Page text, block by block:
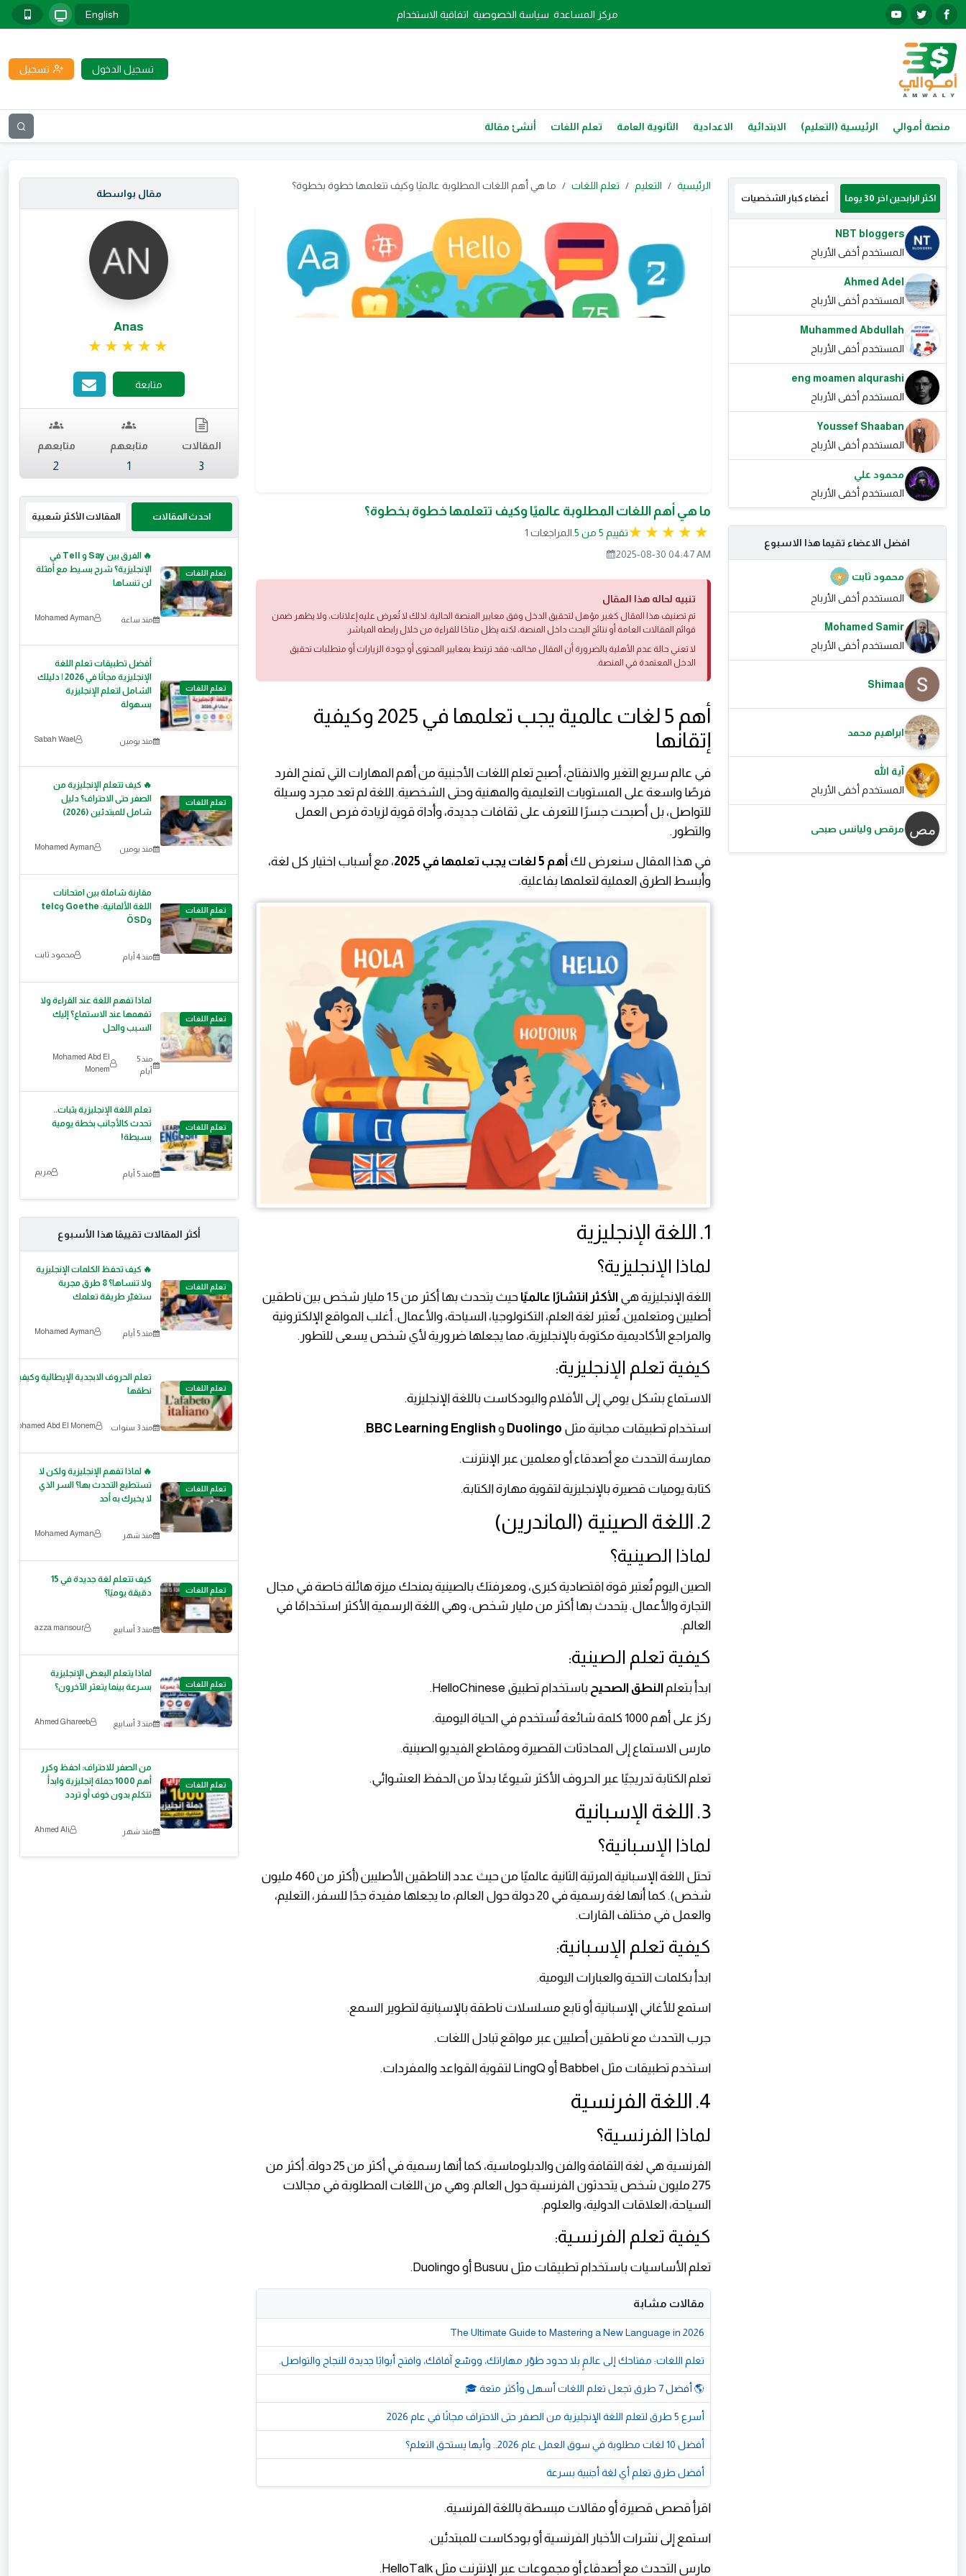
مركز المساعدة سياسة الخصوصية اتفاقية الاستخدام English
تسجيل الدخول تسجيل
منصة أموالي الرئيسية (التعليم) الابتدائية الاعدادية الثانوية العامة تعلم اللغات أنشئ مقالة
اكثر الرابحين اخر 30 يوما أعضاء كبار الشخصيات
NBT bloggers
المستخدم أخفى الأرباح
Ahmed Adel
المستخدم أخفى الأرباح
Muhammed Abdullah
المستخدم أخفى الأرباح
eng moamen alqurashi
المستخدم أخفى الأرباح
Youssef Shaaban
المستخدم أخفى الأرباح
محمود علي
المستخدم أخفى الأرباح
افضل الاعضاء تقيما هذا الاسبوع
محمود ثابت
المستخدم أخفى الأرباح
Mohamed Samir
المستخدم أخفى الأرباح
Shimaa
ابراهيم محمد
آية الله
المستخدم أخفى الأرباح
مرقص وليانس صبحى
الرئيسية التعليم تعلم اللغات ما هي أهم اللغات المطلوبة عالميًا وكيف تتعلمها خطوة بخطوة؟
ما هي أهم اللغات المطلوبة عالميًا وكيف تتعلمها خطوة بخطوة؟
تقييم 5 من 5.
1 المراجعات
2025-08-30 04:47 AM
تنبيه لحاله هذا المقال
تم تصنيف هذا المقال كغير مؤهل لتحقيق الدخل وفق معايير المنصة الحالية. لذلك لا تُعرض عليه إعلانات، ولا يظهر ضمن
قوائم المقالات العامة أو نتائج البحث داخل المنصة، لكنه يظل متاحًا للقراءة من خلال رابطه المباشر.
لا تعني حالة عدم الأهلية بالضرورة أن المقال مخالف؛ فقد ترتبط بمعايير المحتوى أو جودة الزيارات أو متطلبات تحقيق
الدخل المعتمدة في المنصة.
أهم 5 لغات عالمية يجب تعلمها في 2025 وكيفية
إتقانها
في عالم سريع التغير والانفتاح، أصبح تعلم اللغات الأجنبية من أهم المهارات التي تمنح الفرد
فرصًا واسعة على المستويات التعليمية والمهنية وحتى الشخصية. اللغة لم تعد مجرد وسيلة
للتواصل، بل أصبحت جسرًا للتعرف على ثقافات جديدة، وأداة قوية لزيادة فرص العمل
والتطور.
في هذا المقال سنعرض لكأهم 5 لغات يجب تعلمها في 2025
، مع أسباب اختيار كل لغة،
وأبسط الطرق العملية لتعلمها بفاعلية.
1. اللغة الإنجليزية
لماذا الإنجليزية؟
اللغة الإنجليزية هيالأكثر انتشارًا عالميًا
حيث يتحدث بها أكثر من 1.5 مليار شخص بين ناطقين
أصليين ومتعلمين. تُعتبر لغة العلم، التكنولوجيا، السياحة، والأعمال. أغلب المواقع الإلكترونية
والمراجع الأكاديمية مكتوبة بالإنجليزية، مما يجعلها ضرورية لأي شخص يسعى للتطور.
كيفية تعلم الإنجليزية:
الاستماع بشكل يومي إلى الأفلام والبودكاست باللغة الإنجليزية.
استخدام تطبيقات مجانية مثل Duolingo و BBC Learning English
.
ممارسة التحدث مع أصدقاء أو معلمين عبر الإنترنت.
كتابة يوميات قصيرة بالإنجليزية لتقوية مهارة الكتابة.
2. اللغة الصينية (الماندرين)
لماذا الصينية؟
الصين اليوم تُعتبر قوة اقتصادية كبرى، ومعرفتك بالصينية يمنحك ميزة هائلة خاصة في مجال
التجارة والأعمال. يتحدث بها أكثر من مليار شخص، وهي اللغة الرسمية الأكثر استخدامًا في
العالم.
كيفية تعلم الصينية:
ابدأ بتعلمالنطق الصحيح باستخدام تطبيق HelloChinese.
ركز على أهم 1000 كلمة شائعة تُستخدم في الحياة اليومية.
مارس الاستماع إلى المحادثات القصيرة ومقاطع الفيديو الصينية.
تعلم الكتابة تدريجيًا عبر الحروف الأكثر شيوعًا بدلًا من الحفظ العشوائي.
3. اللغة الإسبانية
لماذا الإسبانية؟
تحتل اللغة الإسبانية المرتبة الثانية عالميًا من حيث عدد الناطقين الأصليين (أكثر من 460 مليون
شخص). كما أنها لغة رسمية في 20 دولة حول العالم، ما يجعلها مفيدة جدًا للسفر، التعليم،
والعمل في مختلف القارات.
كيفية تعلم الإسبانية:
ابدأ بكلمات التحية والعبارات اليومية.
استمع للأغاني الإسبانية أو تابع مسلسلات ناطقة بالإسبانية لتطوير السمع.
جرب التحدث مع ناطقين أصليين عبر مواقع تبادل اللغات.
استخدم تطبيقات مثل Babbel أو LingQ لتقوية القواعد والمفردات.
4. اللغة الفرنسية
لماذا الفرنسية؟
الفرنسية هي لغة الثقافة والفن والدبلوماسية، كما أنها رسمية في أكثر من 25 دولة. أكثر من
275 مليون شخص يتحدثون الفرنسية حول العالم. وهي من اللغات المطلوبة في مجالات
السياحة، العلاقات الدولية، والعلوم.
كيفية تعلم الفرنسية:
تعلم الأساسيات باستخدام تطبيقات مثل Busuu أو Duolingo.
مقالات مشابة
The Ultimate Guide to Mastering a New Language in 2026
تعلم اللغات: مفتاحك إلى عالمٍ بلا حدود طوّر مهاراتك، ووسّع آفاقك، وافتح أبوابًا جديدة للنجاح والتواصل.
🌎 أفضل 7 طرق تجعل تعلم اللغات أسهل وأكثر متعة 🎓
أسرع 5 طرق لتعلم اللغة الإنجليزية من الصفر حتى الاحتراف مجانًا في عام 2026
أفضل 10 لغات مطلوبة في سوق العمل عام 2026.. وأيها يستحق التعلم؟
أفضل طرق تعلم أي لغة أجنبية بسرعة
اقرأ قصص قصيرة أو مقالات مبسطة باللغة الفرنسية.
استمع إلى نشرات الأخبار الفرنسية أو بودكاست للمبتدئين.
مارس التحدث مع أصدقاء أو مجموعات عبر الإنترنت مثل HelloTalk.
مقال بواسطة
Anas
تقييم 5 من 5.
متابعة
المقالات
3
متابعهم
1
متابعهم
2
احدث المقالات المقالات الأكثر شعبية
تعلم اللغات
🔥 الفرق بين Say و Tell في
الإنجليزية؟ شرح بسيط مع أمثلة
لن تنساها
منذ ساعة Mohamed Ayman
تعلم اللغات
أفضل تطبيقات تعلم اللغة
الإنجليزية مجانًا في 2026 | دليلك
الشامل لتعلم الإنجليزية
بسهولة
منذ يومين Sabah Wael
تعلم اللغات
🔥 كيف تتعلم الإنجليزية من
الصفر حتى الاحتراف؟ دليل
شامل للمبتدئين (2026)
منذ يومين Mohamed Ayman
تعلم اللغات
مقارنة شاملة بين امتحانات
اللغة الألمانية: Goethe وtelc
وÖSD
منذ 4 أيام محمود ثابت
تعلم اللغات
لماذا تفهم اللغة عند القراءة ولا
تفهمها عند الاستماع؟ إليك
السبب والحل
منذ 5
أيام
Mohamed Abd El
Monem
تعلم اللغات
تعلم اللغة الإنجليزية بثبات..
تحدث كالأجانب بخطة يومية
بسيطة!
منذ 5 أيام مريم
أكثر المقالات تقييمًا هذا الأسبوع
تعلم اللغات
🔥 كيف تحفظ الكلمات الإنجليزية
ولا تنساها؟ 8 طرق مجربة
ستغيّر طريقة تعلمك
منذ 5 أيام Mohamed Ayman
تعلم اللغات
تعلم الحروف الابجدية الإيطالية وكيفية
نطقها
منذ 3 سنوات Mohamed Abd El Monem
تعلم اللغات
🔥 لماذا تفهم الإنجليزية ولكن لا
تستطيع التحدث بها؟ السر الذي
لا يخبرك به أحد
منذ شهر Mohamed Ayman
تعلم اللغات
كيف تتعلم لغة جديدة في 15
دقيقة يوميًا؟
منذ 3 أسابيع azza mansour
تعلم اللغات
لماذا يتعلم البعض الإنجليزية
بسرعة بينما يتعثر الآخرون؟
منذ 3 أسابيع Ahmed Ghareeb
تعلم اللغات
من الصفر للاحتراف: احفظ وكرر
أهم 1000 جملة إنجليزية وابدأ
تتكلم بدون خوف أو تردد
منذ شهر Ahmed Ali